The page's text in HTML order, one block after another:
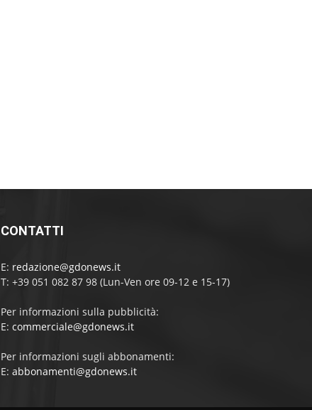
CONTATTI
E: redazione@gdonews.it
T: +39 051 082 87 98 (Lun-Ven ore 09-12 e 15-17)
Per informazioni sulla pubblicità:
E: commerciale@gdonews.it
Per informazioni sugli abbonamenti:
E: abbonamenti@gdonews.it